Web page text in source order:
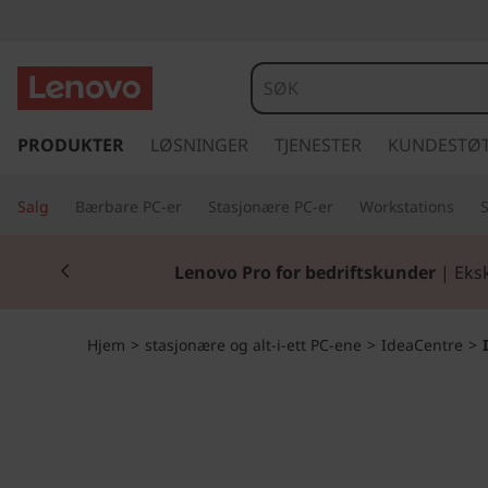
d
e
a
C
å
l
PRODUKTER LØSNINGER TJENESTER
Salg Bærbare PC-er Stasjonære PC-er Workstations
Klar for
Hjem > stasjonære og alt-i-ett PC-ene > IdeaCentre >